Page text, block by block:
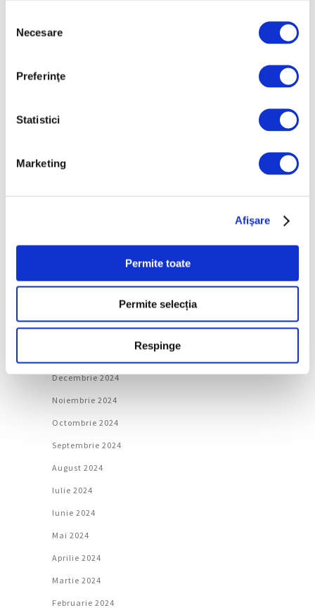
consimțământului
Necesare
Preferinţe
Statistici
Marketing
Afişare
Permite toate
Permite selecția
Respinge
Martie 2026
Ianuarie 2026
Iunie 2025
Aprilie 2025
Februarie 2025
Decembrie 2024
Noiembrie 2024
Octombrie 2024
Septembrie 2024
August 2024
Iulie 2024
Iunie 2024
Mai 2024
Aprilie 2024
Martie 2024
Februarie 2024